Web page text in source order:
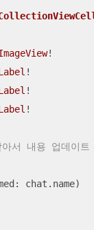
!
!
!
!
서 내용 업데이트
chat.name)